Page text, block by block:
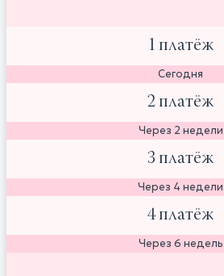
1 платёж
Сегодня
2 платёж
Через 2 недели
3 платёж
Через 4 недели
4 платёж
Через 6 недель